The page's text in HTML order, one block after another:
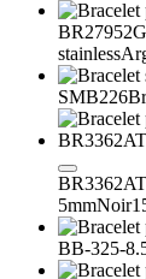
stainless
SMB226
5mmNoir
BB-325-